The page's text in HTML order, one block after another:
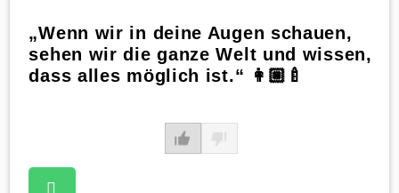
„Wenn wir in deine Augen schauen,
sehen wir die ganze Welt und wissen,
dass alles möglich ist.“ 👩🏼‍🍼